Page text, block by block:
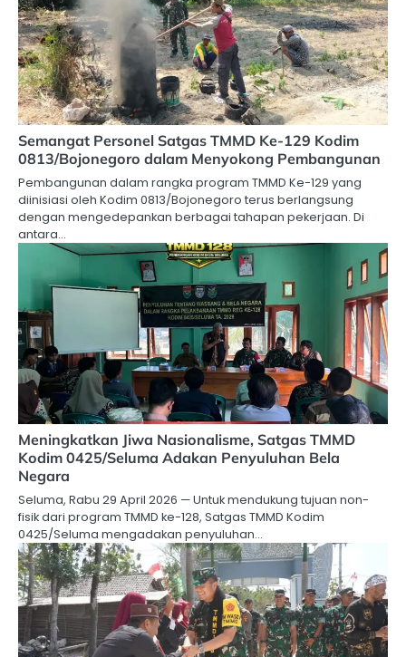
Semangat Personel Satgas TMMD Ke-129 Kodim
0813/Bojonegoro dalam Menyokong Pembangunan
Pembangunan dalam rangka program TMMD Ke-129 yang
diinisiasi oleh Kodim 0813/Bojonegoro terus berlangsung
dengan mengedepankan berbagai tahapan pekerjaan. Di
antara…
Meningkatkan Jiwa Nasionalisme, Satgas TMMD
Kodim 0425/Seluma Adakan Penyuluhan Bela
Negara
Seluma, Rabu 29 April 2026 — Untuk mendukung tujuan non-
fisik dari program TMMD ke-128, Satgas TMMD Kodim
0425/Seluma mengadakan penyuluhan…